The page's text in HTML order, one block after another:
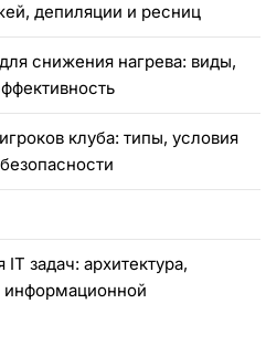
депиляции и ресниц
снижения нагрева: виды,
клуба: типы, условия
задач: архитектура,